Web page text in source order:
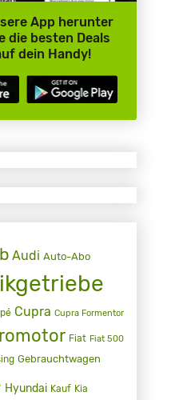
App herunter
die besten Deals
dein Handy!
Audi Auto-Abo
Cupra Cupra Formentor
Fiat Fiat 500
Gebrauchtwagen
Hyundai Kauf Kia